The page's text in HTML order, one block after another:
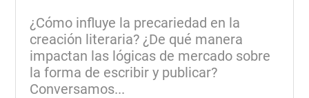
¿Cómo influye la precariedad en la
creación literaria? ¿De qué manera
impactan las lógicas de mercado sobre
la forma de escribir y publicar?
Conversamos...